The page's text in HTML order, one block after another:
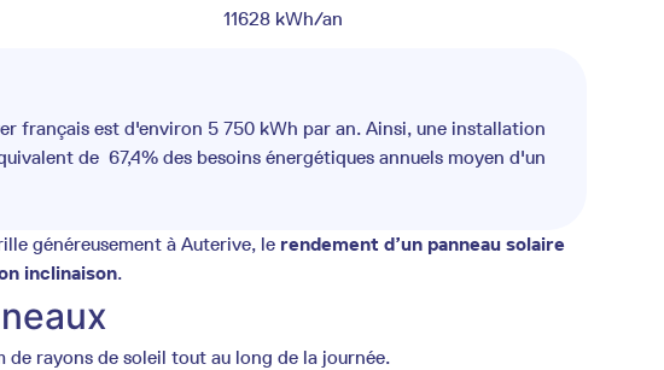
11628 kWh/an
français est d'environ 5 750 kWh par an. Ainsi, une installation
de 67,4% des besoins énergétiques annuels moyen d'un
généreusement à Auterive, le rendement d’un panneau solaire
inclinaison.
de rayons de soleil tout au long de la journée.